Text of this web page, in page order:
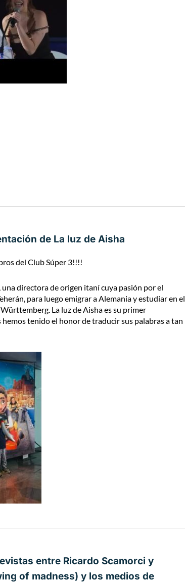
de La luz de Aisha
del Club Súper 3!!!!
directora de origen itaní cuya pasión por el
para luego emigrar a Alemania y estudiar en el
La luz de Aisha es su primer
tenido el honor de traducir sus palabras a tan
entre Ricardo Scamorci y
of madness) y los medios de